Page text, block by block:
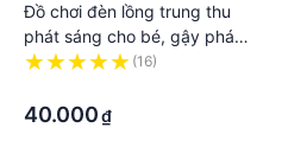
Đồ chơi đèn lồng trung thu
phát sáng cho bé, gậy phát
sáng trung thu nhiều hình dễ
(16)
40.000₫